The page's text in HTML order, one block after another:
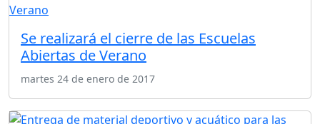
Se realizará el cierre de las Escuelas
Abiertas de Verano
martes 24 de enero de 2017